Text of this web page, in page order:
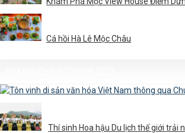
Cá hồi Hà Lê Mộc Châu
Thí sinh Hoa hậu Du lịch thế giới trải